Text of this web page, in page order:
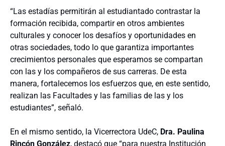
“Las estadías permitirán al estudiantado contrastar la
formación recibida, compartir en otros ambientes
culturales y conocer los desafíos y oportunidades en
otras sociedades, todo lo que garantiza importantes
crecimientos personales que esperamos se compartan
con las y los compañeros de sus carreras. De esta
manera, fortalecemos los esfuerzos que, en este sentido,
realizan las Facultades y las familias de las y los
estudiantes”, señaló.
En el mismo sentido, la Vicerrectora UdeC, Dra. Paulina
Rincón González, destacó que “para nuestra Institución